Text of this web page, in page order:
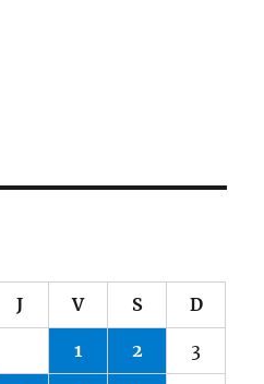
J V S D
1 2 3